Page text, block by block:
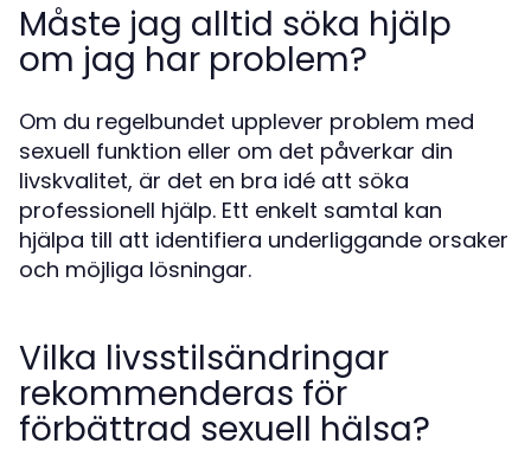
Måste jag alltid söka hjälp
om jag har problem?
Om du regelbundet upplever problem med
sexuell funktion eller om det påverkar din
livskvalitet, är det en bra idé att söka
professionell hjälp. Ett enkelt samtal kan
hjälpa till att identifiera underliggande orsaker
och möjliga lösningar.
Vilka livsstilsändringar
rekommenderas för
förbättrad sexuell hälsa?